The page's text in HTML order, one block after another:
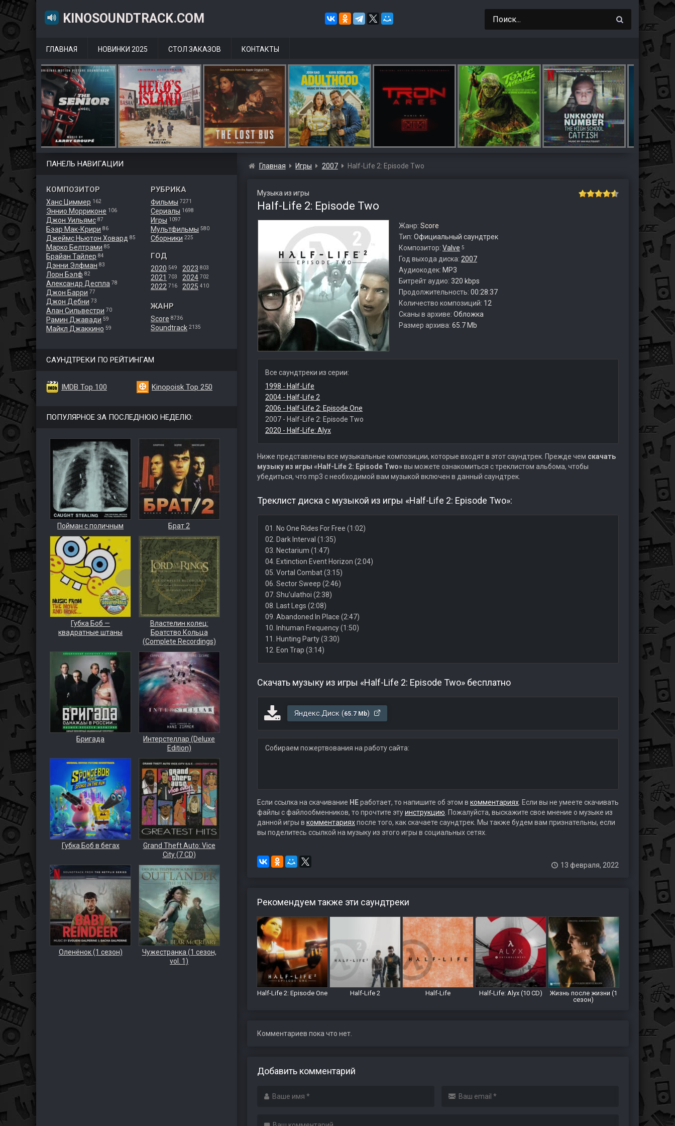
KINOSOUNDTRACK.COM
ГЛАВНАЯ НОВИНКИ 2025 СТОЛ ЗАКАЗОВ КОНТАКТЫ
ПАНЕЛЬ НАВИГАЦИИ
КОМПОЗИТОР
Ханс Циммер 162
Эннио Морриконе 106
Джон Уильямс 87
Бэар Мак-Крири 86
Джеймс Ньютон Ховард 85
Марко Белтрами 85
Брайан Тайлер 84
Дэнни Элфман 83
Лорн Бэлф 82
Александр Деспла 78
Джон Барри 77
Джон Дебни 73
Алан Сильвестри 70
Рамин Джавади 59
Майкл Джаккино 59
РУБРИКА
Фильмы 7271
Сериалы 1698
Игры 1097
Мультфильмы 580
Сборники 225
ГОД
2020 549
2021 703
2022 716
2023 803
2024 702
2025 410
ЖАНР
Score 8736
Soundtrack 2135
САУНДТРЕКИ ПО РЕЙТИНГАМ
IMDB Top 100 Kinopoisk Top 250
ПОПУЛЯРНОЕ ЗА ПОСЛЕДНЮЮ НЕДЕЛЮ:
Пойман с поличным Брат 2
Губка Боб —
квадратные штаны
Властелин колец:
Братство Кольца
(Complete Recordings)
Бригада
Интерстеллар (Deluxe
Edition)
Губка Боб в бегах
Grand Theft Auto: Vice
City (7 CD)
Оленёнок (1 сезон)
Чужестранка (1 сезон,
vol. 1)
Главная Игры 2007 Half-Life 2: Episode Two
Музыка из игры
Half-Life 2: Episode Two
Жанр: Score
Тип: Официальный саундтрек
Композитор: Valve 5
Год выхода диска: 2007
Аудиокодек: MP3
Битрейт аудио: 320 kbps
Продолжительность: 00:28:37
Количество композиций: 12
Сканы в архиве: Обложка
Размер архива: 65.7 Mb
Все саундтреки из серии:
1998 - Half-Life
2004 - Half-Life 2
2006 - Half-Life 2: Episode One
2007 - Half-Life 2: Episode Two
2020 - Half-Life: Alyx
Ниже представлены все музыкальные композиции, которые входят в этот саундтрек. Прежде чем скачать
музыку из игры «Half-Life 2: Episode Two»вы можете ознакомиться с треклистом альбома, чтобы
убедиться, что mp3 с необходимой вам музыкой включен в данный саундтрек.
Треклист диска с музыкой из игры «Half-Life 2: Episode Two»:
01. No One Rides For Free (1:02)
02. Dark Interval (1:35)
03. Nectarium (1:47)
04. Extinction Event Horizon (2:04)
05. Vortal Combat (3:15)
06. Sector Sweep (2:46)
07. Shu’ulathoi (2:38)
08. Last Legs (2:08)
09. Abandoned In Place (2:47)
10. Inhuman Frequency (1:50)
11. Hunting Party (3:30)
12. Eon Trap (3:14)
Скачать музыку из игры «Half-Life 2: Episode Two» бесплатно
Яндекс.Диск (65.7 Mb)
Собираем пожертвования на работу сайта:
Если ссылка на скачивание НЕработает, то напишите об этом в комментариях. Если вы не умеете скачивать
файлы с файлообменников, то прочтите этуинструкцию . Пожалуйста, выскажите свое мнение о музыке из
данной игры в комментарияхпосле того, как скачаете саундтрек. Мы также будем вам признательны, если
вы поделитесь ссылкой на музыку из этого игры в социальных сетях.
13 февраля, 2022
Рекомендуем также эти саундтреки
Half-Life 2: Episode One Half-Life 2 Half-Life Half-Life: Alyx (10 CD)
Жизнь после жизни (1
сезон)
Комментариев пока что нет.
Добавить комментарий